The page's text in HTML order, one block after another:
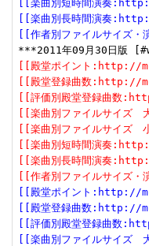
[[楽曲別短時間演奏
[[楽曲別長時間演奏
[[作者別ファイルサイ
[[殿堂ポイント:http://
[[殿堂登録曲数:http://
[[評価別殿堂登録曲数
[[楽曲別ファイルサイ
[[楽曲別ファイルサイ
[[楽曲別短時間演奏
[[楽曲別長時間演奏
[[作者別ファイルサイ
[[殿堂ポイント:http://
[[殿堂登録曲数:http://
[[評価別殿堂登録曲数
[[楽曲別ファイルサイ